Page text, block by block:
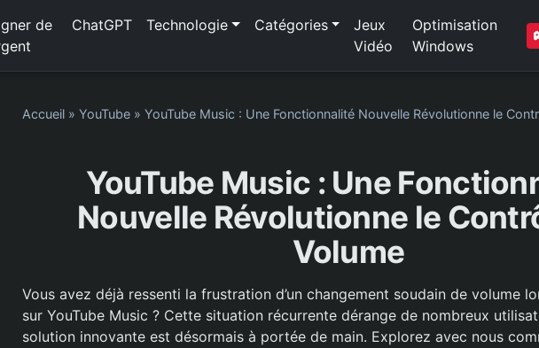
de
ChatGPT Technologie Catégories
Jeux
Vidéo
Optimisation
Windows
Accueil » YouTube » YouTube Music : Une Fonctionnalité Nouvelle Révolutionne le
YouTube Music : Une
Nouvelle Révolutionne le
Volume
Vous avez déjà ressenti la frustration d’un changement soudain de volume
sur YouTube Music ? Cette situation récurrente dérange de nombreux
solution innovante est désormais à portée de main. Explorez avec nous